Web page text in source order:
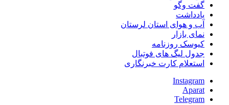
گفت وگو
یادداشت
آب و هوای استان لرستان
نمای بازار
کیوسک روزنامه
جدول لیگ های فوتبال
استعلام کارت خبرنگاری
Instagram
Aparat
Telegram